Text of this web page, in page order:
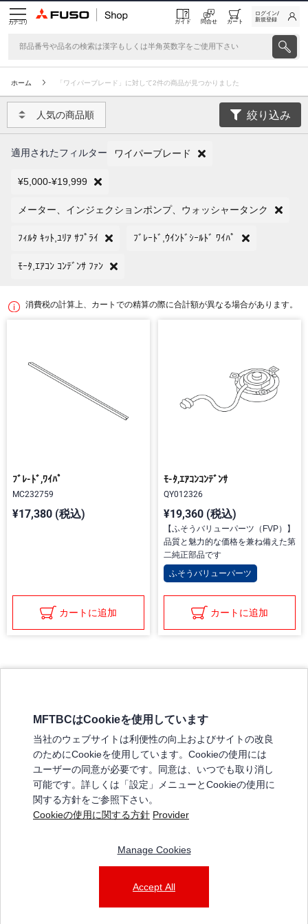
カテゴリ ガイド 問合せ カート
ログイン/
新規登録
ホーム 「ワイパーブレード」に対して2件の商品が見つかりました
人気の商品順 絞り込み
適用されたフィルター ワイパーブレード
¥5,000-¥19,999
メーター、インジェクションポンプ、ウォッシャータンク
ﾌｨﾙﾀ ｷｯﾄ,ﾕﾘｱ ｻﾌﾟﾗｲ ﾌﾞﾚｰﾄﾞ,ｳｲﾝﾄﾞｼｰﾙﾄﾞ ﾜｲﾊﾟ
ﾓｰﾀ,ｴｱｺﾝ ｺﾝﾃﾞﾝｻ ﾌｧﾝ
消費税の計算上、カートでの精算の際に合計額が異なる場合があります。
ﾌﾞﾚ-ﾄﾞ,ﾜｲﾊﾟ
MC232759
¥17,380 (税込)
カートに追加
ﾓ-ﾀ,ｴｱｺﾝｺﾝﾃﾞﾝｻ
QY012326
¥19,360 (税込)
【ふそうバリューパーツ（FVP）】
品質と魅力的な価格を兼ね備えた第
二純正部品です
ふそうバリューパーツ
カートに追加
弊社の製品について
販売店リスト
よくある質問 / お問い合わせ
特定商取引法に基づく表記
三菱ふそうショップ_利用規約
MFTBCはCookieを使用しています
当社のウェブサイトは利便性の向上およびサイトの改良
のためにCookieを使用しています。Cookieの使用には
ユーザーの同意が必要です。同意は、いつでも取り消し
可能です。詳しくは「設定」メニューとCookieの使用に
関する方針をご参照下さい。
Cookieの使用に関する方針 Provider
Manage Cookies
Accept All